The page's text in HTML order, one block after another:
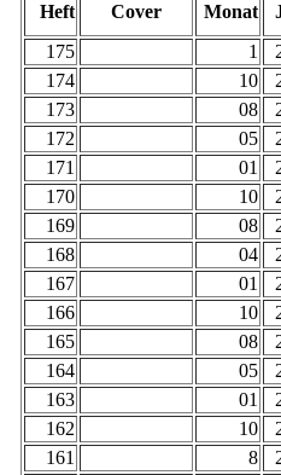
Heft Cover Monat
175
1
174
10
173
08
172
05
171
01
170
10
169
08
168
04
167
01
166
10
165
08
164
05
163
01
162
10
161
8